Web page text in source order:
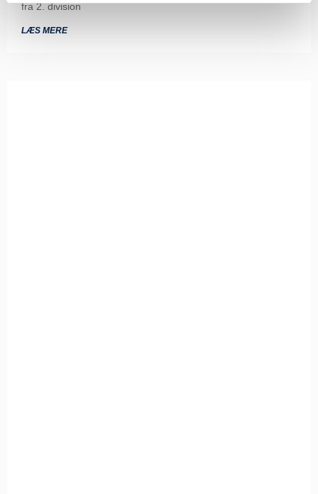
fra 2. division
LÆS MERE